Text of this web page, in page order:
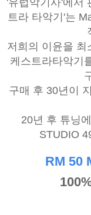
'유럽악기사'에서
트라 타악기'는
저희의 이윤을
케스트라타악기
구매 후 30년이
20년 후 튜닝
STUDIO
RM 50